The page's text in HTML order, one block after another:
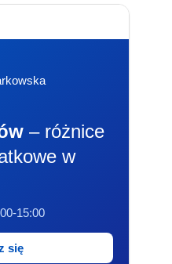
– różnice
w
15:00
się